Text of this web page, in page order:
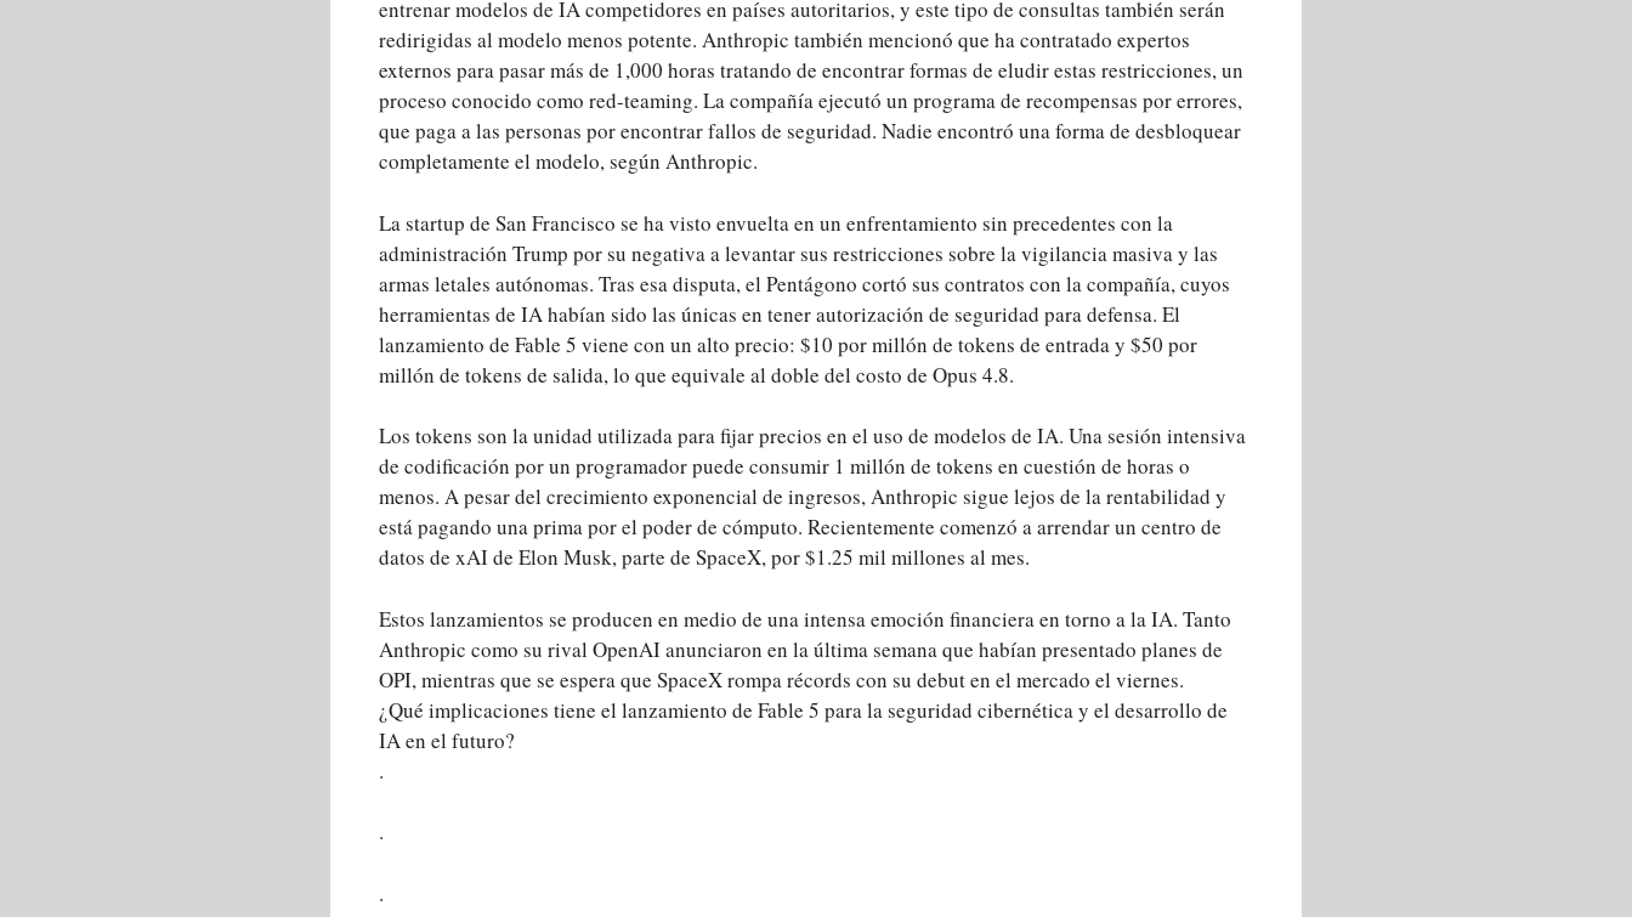
entrenar modelos de IA competidores en países autoritarios, y este tipo de consultas también serán
redirigidas al modelo menos potente. Anthropic también mencionó que ha contratado expertos
externos para pasar más de 1,000 horas tratando de encontrar formas de eludir estas restricciones, un
proceso conocido como red-teaming. La compañía ejecutó un programa de recompensas por errores,
que paga a las personas por encontrar fallos de seguridad. Nadie encontró una forma de desbloquear
completamente el modelo, según Anthropic.
La startup de San Francisco se ha visto envuelta en un enfrentamiento sin precedentes con la
administración Trump por su negativa a levantar sus restricciones sobre la vigilancia masiva y las
armas letales autónomas. Tras esa disputa, el Pentágono cortó sus contratos con la compañía, cuyos
herramientas de IA habían sido las únicas en tener autorización de seguridad para defensa. El
lanzamiento de Fable 5 viene con un alto precio: $10 por millón de tokens de entrada y $50 por
millón de tokens de salida, lo que equivale al doble del costo de Opus 4.8.
Los tokens son la unidad utilizada para fijar precios en el uso de modelos de IA. Una sesión intensiva
de codificación por un programador puede consumir 1 millón de tokens en cuestión de horas o
menos. A pesar del crecimiento exponencial de ingresos, Anthropic sigue lejos de la rentabilidad y
está pagando una prima por el poder de cómputo. Recientemente comenzó a arrendar un centro de
datos de xAI de Elon Musk, parte de SpaceX, por $1.25 mil millones al mes.
Estos lanzamientos se producen en medio de una intensa emoción financiera en torno a la IA. Tanto
Anthropic como su rival OpenAI anunciaron en la última semana que habían presentado planes de
OPI, mientras que se espera que SpaceX rompa récords con su debut en el mercado el viernes.
¿Qué implicaciones tiene el lanzamiento de Fable 5 para la seguridad cibernética y el desarrollo de
IA en el futuro?
.
.
.